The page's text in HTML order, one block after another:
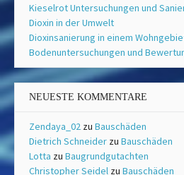
Kieselrot Untersuchungen und
Dioxin in der Umwelt
Dioxinsanierung in einem
Bodenuntersuchungen und
NEUESTE KOMMENTARE
Zendaya_02 zu Bauschäden
Dietrich Schneider zu Bauschäden
Lotta zu Baugrundgutachten
Christopher Seidel zu Bauschäden